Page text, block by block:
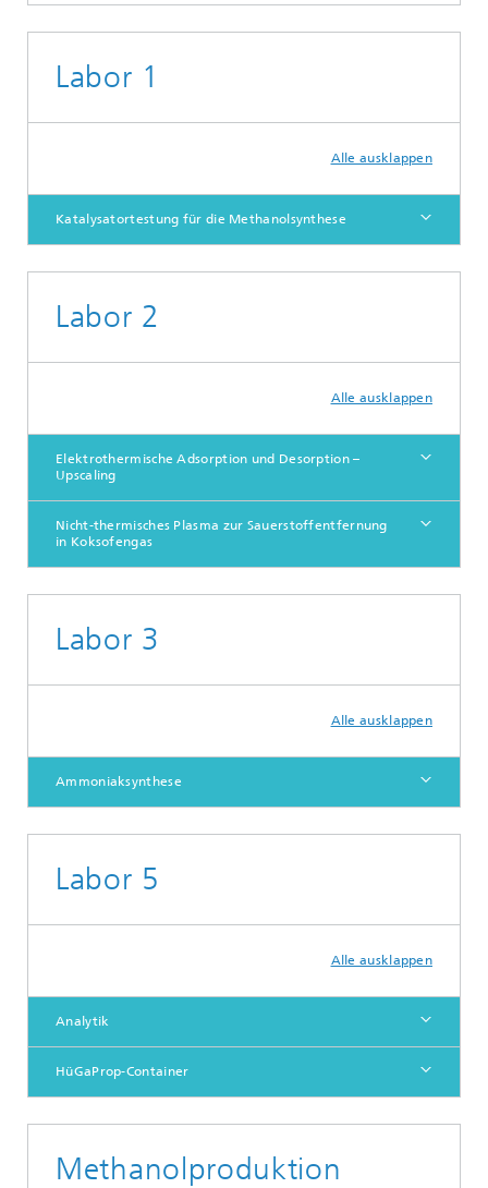
Labor 1
Alle ausklappen
Katalysatortestung für die Methanolsynthese
Labor 2
Alle ausklappen
Elektrothermische Adsorption und Desorption –
Upscaling
Nicht-thermisches Plasma zur Sauerstoffentfernung
in Koksofengas
Labor 3
Alle ausklappen
Ammoniaksynthese
Labor 5
Alle ausklappen
Analytik
HüGaProp-Container
Methanolproduktion